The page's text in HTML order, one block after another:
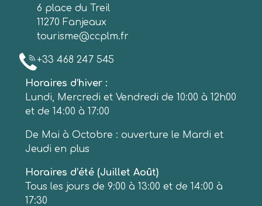
6 place du Treil
11270 Fanjeaux
tourisme@ccplm.fr
+33 468 247 545
Horaires d’hiver :
Lundi, Mercredi et Vendredi de 10:00 à 12h00
et de 14:00 à 17:00
De Mai à Octobre : ouverture le Mardi et
Jeudi en plus
Horaires d’été (Juillet Août)
Tous les jours de 9:00 à 13:00 et de 14:00 à
17:30